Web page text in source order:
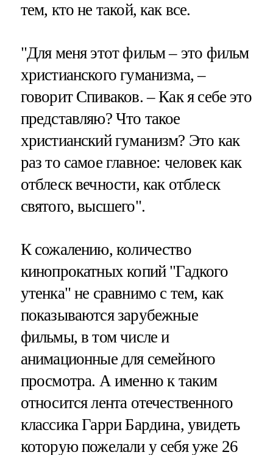
тем, кто не такой, как все.
"Для меня этот фильм – это фильм
христианского гуманизма, –
говорит Спиваков. – Как я себе это
представляю? Что такое
христианский гуманизм? Это как
раз то самое главное: человек как
отблеск вечности, как отблеск
святого, высшего".
К сожалению, количество
кинопрокатных копий "Гадкого
утенка" не сравнимо с тем, как
показываются зарубежные
фильмы, в том числе и
анимационные для семейного
просмотра. А именно к таким
относится лента отечественного
классика Гарри Бардина, увидеть
которую пожелали у себя уже 26